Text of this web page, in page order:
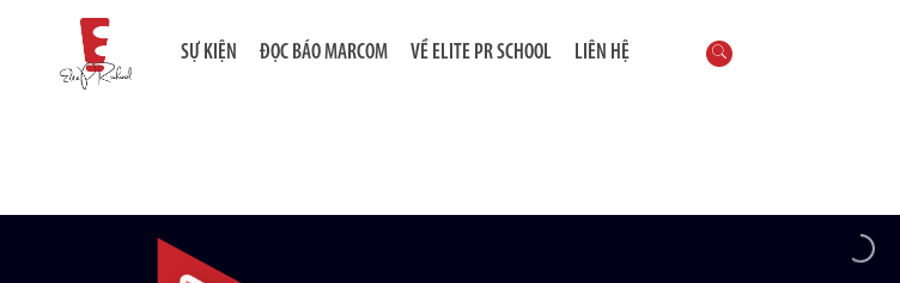
SỰ KIỆN ĐỌC BÁO MARCOM VỀ ELITE PR SCHOOL LIÊN HỆ